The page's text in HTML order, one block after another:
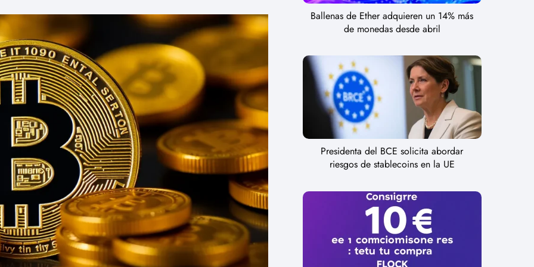
Ballenas de Ether adquieren un 14% más
de monedas desde abril
Presidenta del BCE solicita abordar
riesgos de stablecoins en la UE